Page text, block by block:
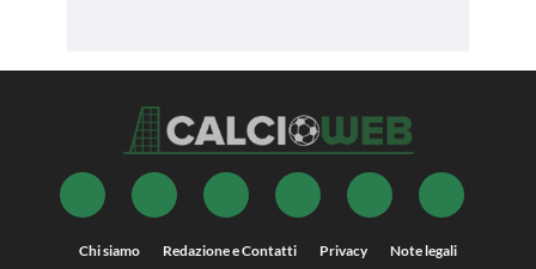
Chi siamo Redazione e Contatti Privacy Note legali